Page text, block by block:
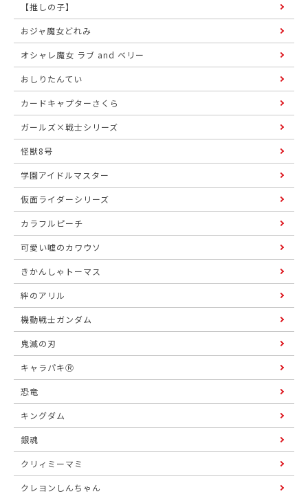
【推しの子】
おジャ魔女どれみ
オシャレ魔女 ラブ and ベリー
おしりたんてい
カードキャプターさくら
ガールズ×戦士シリーズ
怪獣8号
学園アイドルマスター
仮面ライダーシリーズ
カラフルピーチ
可愛い嘘のカワウソ
きかんしゃトーマス
絆のアリル
機動戦士ガンダム
鬼滅の刃
キャラパキⓇ
恐竜
キングダム
銀魂
クリィミーマミ
クレヨンしんちゃん